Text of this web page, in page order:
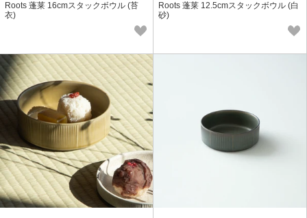
Roots 蓬莱 16cmスタックボウル (苔
衣)
Roots 蓬莱 12.5cmスタックボウル (白
砂)